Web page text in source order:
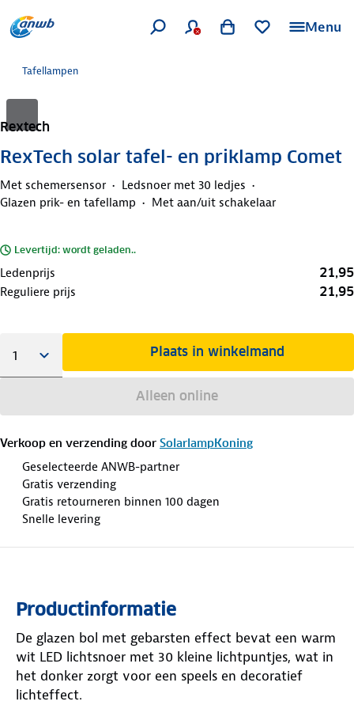
Menu
Tafellampen
Rextech
RexTech solar tafel- en priklamp Comet
Met schemersensor
Ledsnoer met 30 ledjes
Glazen prik- en tafellamp
Met aan/uit schakelaar
Levertijd: wordt geladen..
Ledenprijs 21,95
Reguliere prijs 21,95
Plaats in winkelmand
Alleen online
Verkoop en verzending door SolarlampKoning
Geselecteerde ANWB-partner
Gratis verzending
Gratis retourneren binnen 100 dagen
Snelle levering
Productinformatie
De glazen bol met gebarsten effect bevat een warm
wit LED lichtsnoer met 30 kleine lichtpuntjes, wat in
het donker zorgt voor een speels en decoratief
lichteffect.